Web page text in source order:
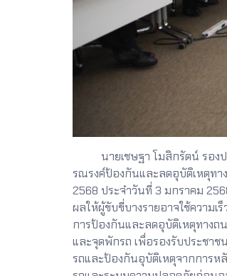
นายเชษฐา โมสิกรัตน์ รองปลั
รณรงค์ป้องกันและลดอุบัติเหตุทา
2568 ประจำวันที่ 3 มกราคม
ผลให้ผู้ขับขี่บางรายอาจใช้ความ
การป้องกันและลดอุบัติเหตุทางถ
และจุดพักรถ เพื่อรองรับประชา
รถและป้องกันอุบัติเหตุจากการห